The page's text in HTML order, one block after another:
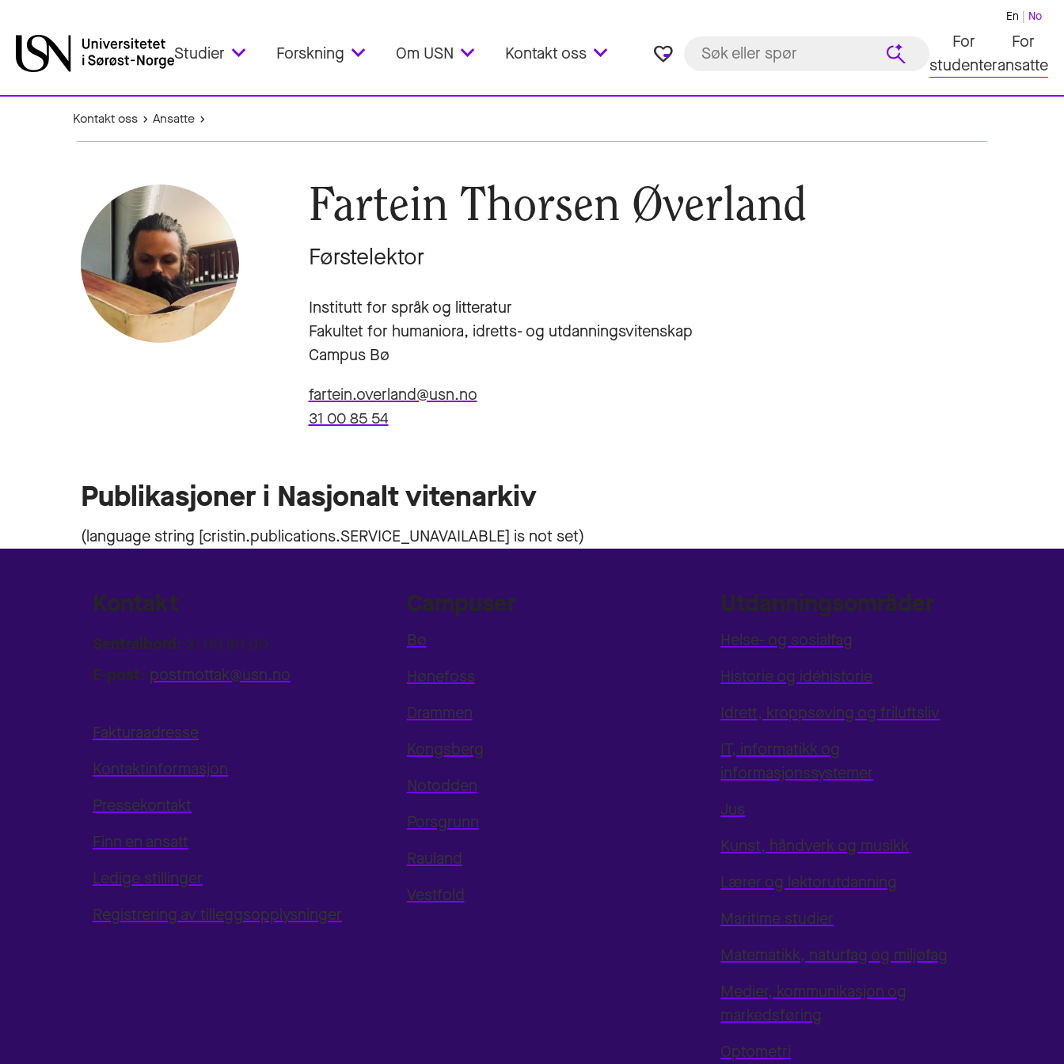
Studier Forskning Om USN Kontakt oss favorite_border
En No
For
studenter
For
ansatte
Kontakt oss Ansatte
Fartein Thorsen Øverland
Førstelektor
Institutt for språk og litteratur
Fakultet for humaniora, idretts- og utdanningsvitenskap
Campus Bø
fartein.overland@usn.no
31 00 85 54
Publikasjoner i Nasjonalt vitenarkiv
Kontakt
Sentralbord: 31 00 80 00
E-post: postmottak@usn.no
Fakturaadresse
Kontaktinformasjon
Pressekontakt
Finn en ansatt
Ledige stillinger
Registrering av tilleggsopplysninger
Campuser
Bø
Hønefoss
Drammen
Kongsberg
Notodden
Porsgrunn
Rauland
Vestfold
Utdanningsområder
Helse- og sosialfag
Historie og idéhistorie
Idrett, kroppsøving og friluftsliv
IT, informatikk og
informasjonssystemer
Jus
Kunst, håndverk og musikk
Lærer og lektorutdanning
Maritime studier
Matematikk, naturfag og miljøfag
Medier, kommunikasjon og
markedsføring
Optometri